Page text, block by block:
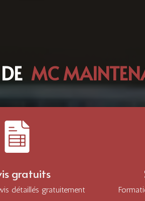
MC
gratuits
détaillés gratuitement